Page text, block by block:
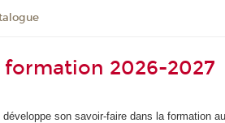
2026-2027
son savoir-faire dans la formation